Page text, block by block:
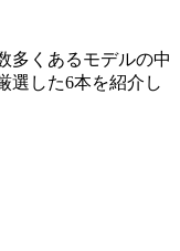
多くあるモデルの中
選した6本を紹介し